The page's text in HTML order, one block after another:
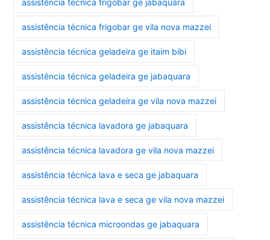
assistência técnica frigobar ge vila nova mazzei
assistência técnica geladeira ge itaim bibi
assistência técnica geladeira ge jabaquara
assistência técnica geladeira ge vila nova mazzei
assistência técnica lavadora ge jabaquara
assistência técnica lavadora ge vila nova mazzei
assistência técnica lava e seca ge jabaquara
assistência técnica lava e seca ge vila nova mazzei
assistência técnica microondas ge jabaquara